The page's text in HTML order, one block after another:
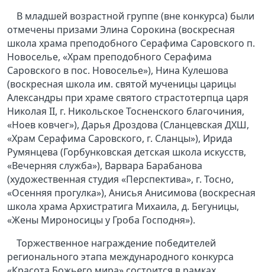
В младшей возрастной группе (вне конкурса) были
отмечены призами Элина Сорокина (воскресная
школа храма преподобного Серафима Саровского п.
Новоселье, «Храм преподобного Серафима
Саровского в пос. Новоселье»), Нина Кулешова
(воскресная школа им. святой мученицы царицы
Александры при храме святого страстотерпца царя
Николая II, г. Никольское Тосненского благочиния,
«Ноев ковчег»), Дарья Дроздова (Сланцевская ДХШ,
«Храм Серафима Саровского, г. Сланцы»), Ирида
Румянцева (Горбунковская детская школа искусств,
«Вечерняя служба»), Варвара Барабанова
(художественная студия «Перспектива», г. Тосно,
«Осенняя прогулка»), Анисья Анисимова (воскресная
школа храма Архистратига Михаила, д. Бегуницы,
«Жены Мироносицы у Гроба Господня»).
Торжественное награждение победителей
регионального этапа международного конкурса